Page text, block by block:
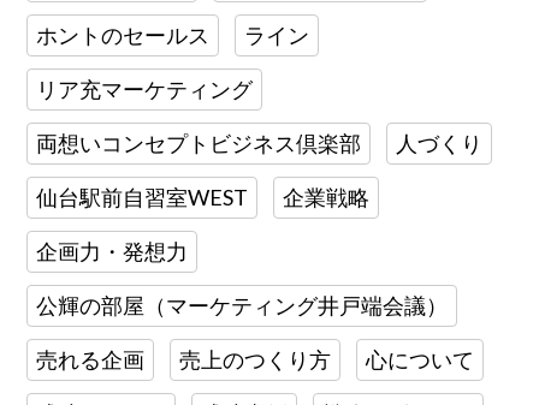
ホントのセールス ライン
リア充マーケティング
両想いコンセプトビジネス倶楽部 人づくり
仙台駅前自習室WEST 企業戦略
企画力・発想力
公輝の部屋（マーケティング井戸端会議）
売れる企画 売上のつくり方 心について